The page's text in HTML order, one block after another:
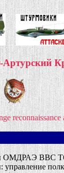
ВВС
управление